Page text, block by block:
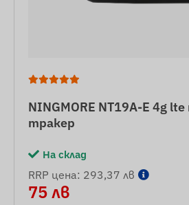
NINGMORE NT19A-E 4g
тракер
На склад
RRP цена: 293,37 лв
75 лв